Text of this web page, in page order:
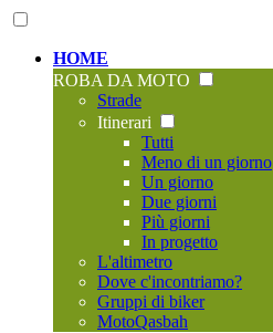
HOME
ROBA DA MOTO
Strade
Itinerari
Tutti
Meno di un giorno
Un giorno
Due giorni
Più giorni
In progetto
L'altimetro
Dove c'incontriamo?
Gruppi di biker
MotoQasbah